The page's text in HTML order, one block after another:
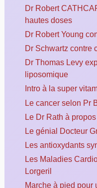
Dr Robert
hautes doses
Dr Robert Young
Dr Schwartz contre
Dr Thomas Levy
liposomique
Intro à la super
Le cancer selon Pr
Le Dr Rath à
Le génial Docteur
Les antioxydants
Les Maladies
Lorgeril
Marche à pied pour